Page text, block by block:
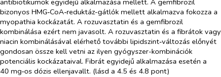
antibiotikumok egyidejű alkalmazása mellett. A gemfibrozil
bizonyos HMG‑CoA‑reduktáz-gátlók mellett alkalmazva fokozza a
myopathia kockázatát. A rozuvasztatin és a gemfibrozil
kombinálása ezért nem javasolt. A rozuvasztatin és a fibrátok vagy
niacin kombinálásával elérhető további lipidszint‑változás előnyét
gondosan össze kell vetni az ilyen gyógyszer-kombinációk
potenciális kockázataival. Fibrát egyidejű alkalmazása esetén a
40 mg‑os dózis ellenjavallt. (lásd a 4.5 és 4.8 pont)